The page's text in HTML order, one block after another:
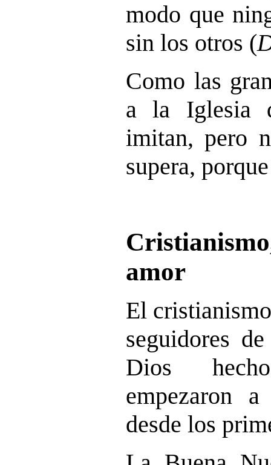
modo que
sin los otros (
Como las
a la Iglesia
imitan, pero
supera,
amor
El
seguidores
Dios
empezaron
desde los